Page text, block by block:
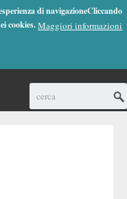
di navigazioneCliccando
cookies.Maggiori informazioni
(0)